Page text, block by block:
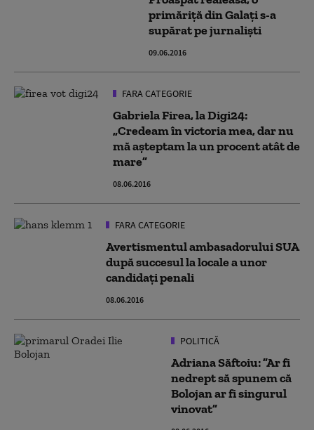
primăriţă din Galaţi s-a
supărat pe jurnalişti
09.06.2016
FARA CATEGORIE
Gabriela Firea, la Digi24:
„Credeam în victoria mea, dar nu
mă așteptam la un procent atât de
mare”
08.06.2016
FARA CATEGORIE
Avertismentul ambasadorului SUA
după succesul la locale a unor
candidaţi penali
08.06.2016
POLITICĂ
Adriana Săftoiu: ”Ar fi
nedrept să spunem că
Bolojan ar fi singurul
vinovat”